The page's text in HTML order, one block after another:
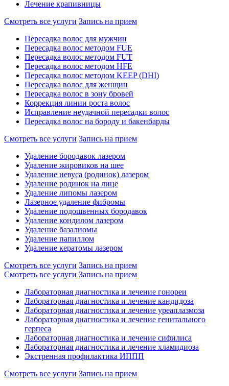
Лечение крапивницы
Смотреть все услуги Запись на прием
Пересадка волос для мужчин
Пересадка волос методом FUE
Пересадка волос методом FUT
Пересадка волос методом HFE
Пересадка волос методом KEEP (DHI)
Пересадка волос для женщин
Пересадка волос в зону бровей
Коррекция линии роста волос
Исправление неудачной пересадки волос
Пересадка волос на бороду и бакенбарды
Смотреть все услуги Запись на прием
Удаление бородавок лазером
Удаление жировиков на шее
Удаление невуса (родинок) лазером
Удаление родинок на лице
Удаление липомы лазером
Лазерное удаление фибромы
Удаление подошвенных бородавок
Удаление кондилом лазером
Удаление базалиомы
Удаление папиллом
Удаление кератомы лазером
Смотреть все услуги Запись на прием
Смотреть все услуги Запись на прием
Лабораторная диагностика и лечение гонореи
Лабораторная диагностика и лечение кандидоза
Лабораторная диагностика и лечение уреаплазмоза
Лабораторная диагностика и лечение генитального
герпеса
Лабораторная диагностика и лечение сифилиса
Лабораторная диагностика и лечение хламидиоза
Экстренная профилактика ИППП
Смотреть все услуги Запись на прием